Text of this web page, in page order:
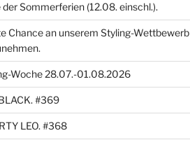
der Sommerferien (12.08. einschl.).
Chance an unserem Styling-Wettbewerb
Woche 28.07.-01.08.2026
#369
LEO. #368